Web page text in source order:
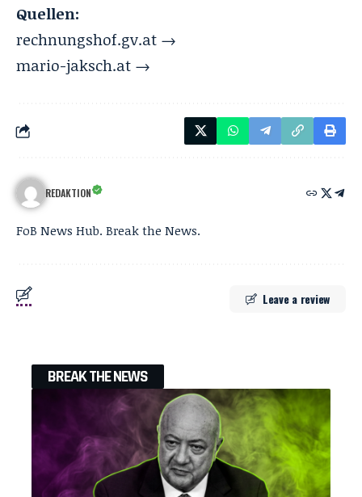
Quellen:
rechnungshof.gv.at →
mario-jaksch.at →
REDAKTION
FoB News Hub. Break the News.
Leave a review
BREAK THE NEWS